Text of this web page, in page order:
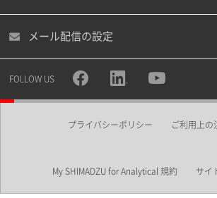
所属部署
メール配信の設定
FOLLOW US
プライバシーポリシー ご利用上の
My SHIMADZU for Analytical 規約 サイ